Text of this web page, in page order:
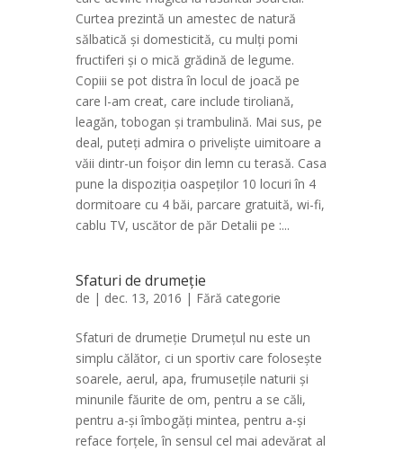
Curtea prezintă un amestec de natură
sălbatică și domesticită, cu mulți pomi
fructiferi și o mică grădină de legume.
Copiii se pot distra în locul de joacă pe
care l-am creat, care include tiroliană,
leagăn, tobogan și trambulină. Mai sus, pe
deal, puteți admira o priveliște uimitoare a
văii dintr-un foișor din lemn cu terasă. Casa
pune la dispoziția oaspeților 10 locuri în 4
dormitoare cu 4 băi, parcare gratuită, wi-fi,
cablu TV, uscător de păr Detalii pe :...
Sfaturi de drumeție
de | dec. 13, 2016 | Fără categorie
Sfaturi de drumeție Drumeţul nu este un
simplu călător, ci un sportiv care foloseşte
soarele, aerul, apa, frumuseţile naturii şi
minunile făurite de om, pentru a se căli,
pentru a-şi îmbogăţi mintea, pentru a-şi
reface forţele, în sensul cel mai adevărat al